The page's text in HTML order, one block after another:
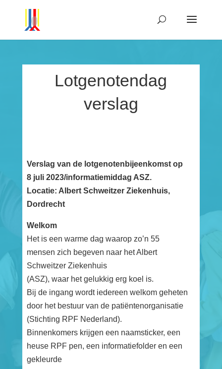
Lotgenotendag
verslag
Verslag van de lotgenotenbijeenkomst op
8 juli 2023/informatiemiddag ASZ.
Locatie: Albert Schweitzer Ziekenhuis,
Dordrecht
Welkom
Het is een warme dag waarop zo’n 55
mensen zich begeven naar het Albert
Schweitzer Ziekenhuis
(ASZ), waar het gelukkig erg koel is.
Bij de ingang wordt iedereen welkom geheten
door het bestuur van de patiëntenorganisatie
(Stichting RPF Nederland).
Binnenkomers krijgen een naamsticker, een
heuse RPF pen, een informatiefolder en een
gekleurde